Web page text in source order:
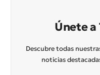
Únete
Descubre todas
noticias